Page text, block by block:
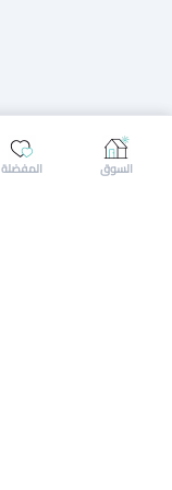
إرسال رسالة
المفضلة السوق